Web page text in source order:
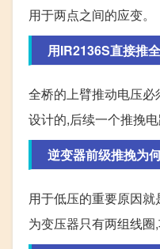
用于两点之间的应变。
用IR2136S直接推
全桥的上臂推动电压
设计的,后续一个推挽电
逆变器前级推挽为
用于低压的重要原因
为变压器只有两组线圈,